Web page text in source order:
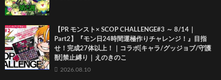
【PR モンスト× SCOP CHALLENGE#3 ～ 8/14｜
Part2】『モン日24時間運極作りチャレンジ！』目指
せ！完成27体以上！｜コラボ[キャラ/グッジョブ/守護
獣]禁止縛り｜えのきのこ
2026.08.10